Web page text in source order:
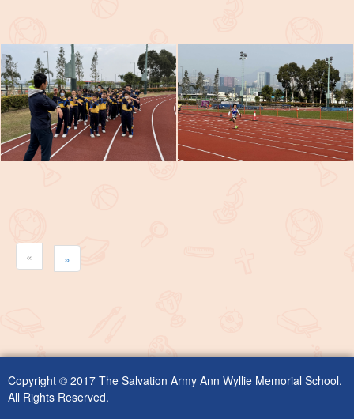
« »
Copyright © 2017 The Salvation Army Ann Wyllie Memorial School.
All Rights Reserved.